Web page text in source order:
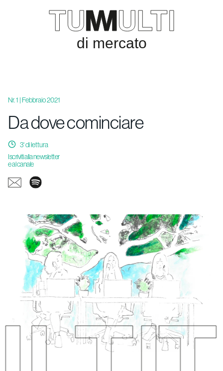
Nr. 1 | Febbraio 2021
Da dove cominciare
3' di lettura
Iscriviti alla newsletter
e al canale